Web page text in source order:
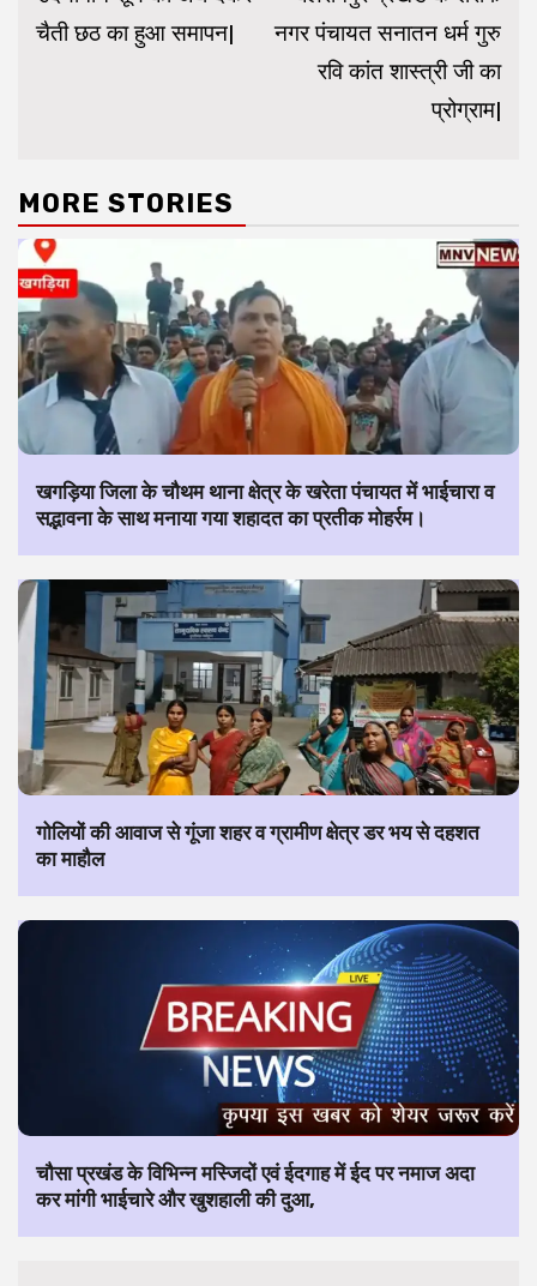
चैती छठ का हुआ समापन|
नगर पंचायत सनातन धर्म गुरु
रवि कांत शास्त्री जी का
प्रोग्राम|
MORE STORIES
खगड़िया जिला के चौथम थाना क्षेत्र के खरेता पंचायत में भाईचारा व
सद्भावना के साथ मनाया गया शहादत का प्रतीक मोहर्रम।
गोलियों की आवाज से गूंजा शहर व ग्रामीण क्षेत्र डर भय से दहशत
का माहौल
चौसा प्रखंड के विभिन्न मस्जिदों एवं ईदगाह में ईद पर नमाज अदा
कर मांगी भाईचारे और खुशहाली की दुआ,